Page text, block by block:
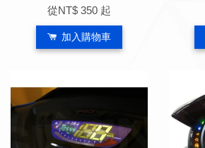
從NT$ 350 起
加入購物車